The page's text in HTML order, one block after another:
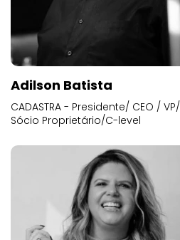
Adilson Batista
CADASTRA - Presidente/ CEO / VP/
Sócio Proprietário/C-level